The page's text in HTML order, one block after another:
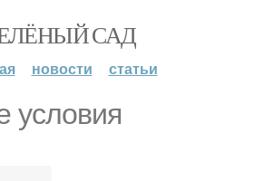
САД
новости статьи
условия